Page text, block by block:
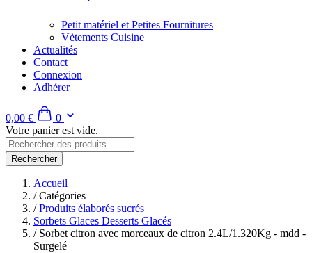
Petit matériel et Petites Fournitures
Vètements Cuisine
Actualités
Contact
Connexion
Adhérer
0,00 €
0
Votre panier est vide.
Rechercher
Accueil
/Catégories
/ Produits élaborés sucrés
Sorbets Glaces Desserts Glacés
/Sorbet citron avec morceaux de citron 2.4L/1.320Kg - mdd -
Surgelé